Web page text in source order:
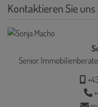
Kontaktieren Sie uns
Senior